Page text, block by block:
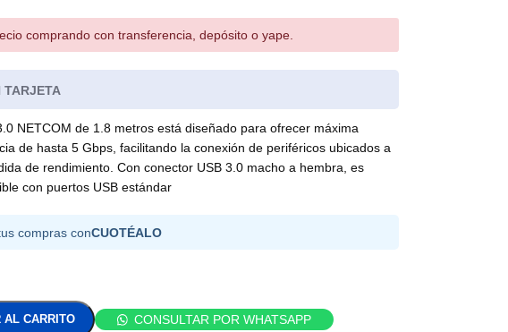
comprando con transferencia, depósito o yape.
TARJETA
NETCOM de 1.8 metros está diseñado para ofrecer máxima
de hasta 5 Gbps, facilitando la conexión de periféricos ubicados a
de rendimiento. Con conector USB 3.0 macho a hembra, es
con puertos USB estándar
compras conCUOTÉALO
AL CARRITO CONSULTAR POR WHATSAPP